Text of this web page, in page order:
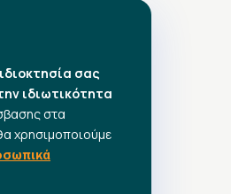
σας
ιδιωτικότητα
στα
χρησιμοποιούμε